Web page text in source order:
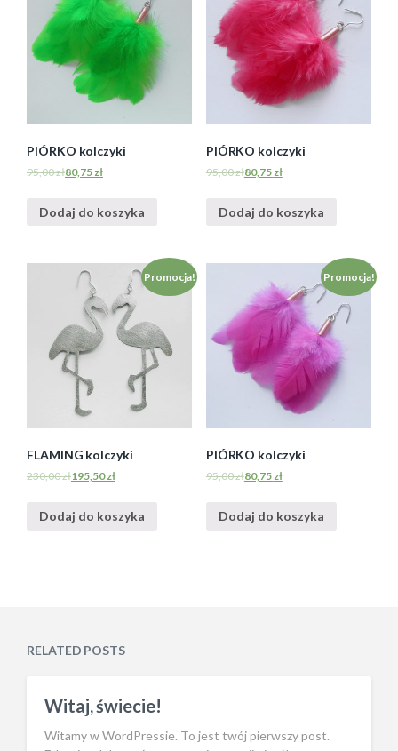
PIÓRKO kolczyki
95,00zł80,75 zł
Dodaj do koszyka
PIÓRKO kolczyki
95,00zł80,75 zł
Dodaj do koszyka
Promocja!
FLAMING kolczyki
230,00zł195,50zł
Dodaj do koszyka
Promocja!
PIÓRKO kolczyki
95,00zł80,75 zł
Dodaj do koszyka
RELATED POSTS
Witaj, świecie!
Witamy w WordPressie. To jest twój pierwszy post.